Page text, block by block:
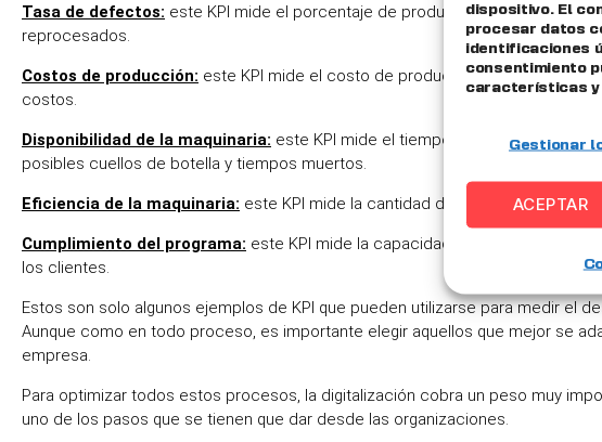
dispositivo. El
procesar datos
identificaciones
consentimiento
características y
Gestionar
ACEPTAR
Tasa de defectos: este KPI mide el porcentaje de productos que no
reprocesados.
Costos de producción: este KPI mide el costo de producción por unidad de
costos.
Disponibilidad de la maquinaria: este KPI mide el tiempo que las máquinas
posibles cuellos de botella y tiempos muertos.
Eficiencia de la maquinaria: este KPI mide la cantidad de producción
Cumplimiento del programa: este KPI mide la capacidad de la
los clientes.
Estos son solo algunos ejemplos de KPI que pueden utilizarse para medir el
Aunque como en todo proceso, es importante elegir aquellos que mejor se
empresa.
Para optimizar todos estos procesos, la digitalización cobra un peso muy
uno de los pasos que se tienen que dar desde las organizaciones.